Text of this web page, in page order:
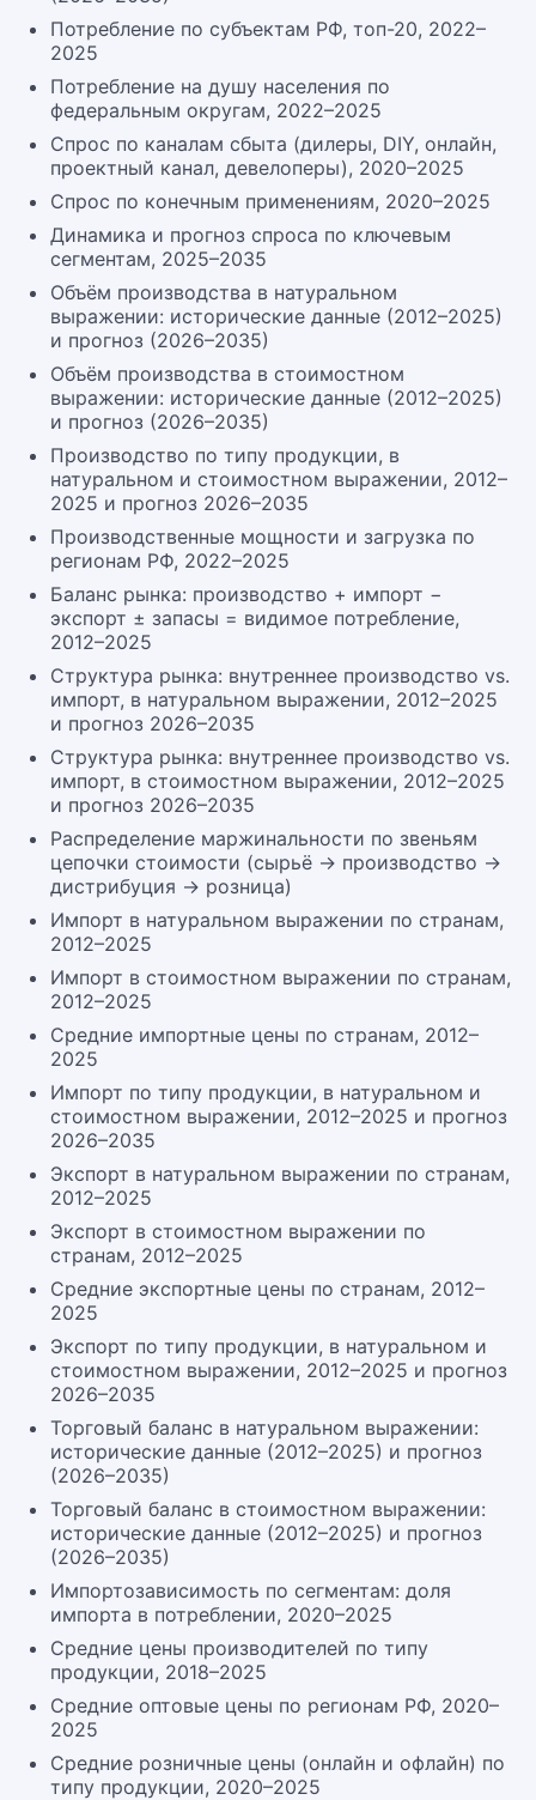
Потребление по субъектам РФ, топ-20, 2022–
2025
Потребление на душу населения по
федеральным округам, 2022–2025
Спрос по каналам сбыта (дилеры, DIY, онлайн,
проектный канал, девелоперы), 2020–2025
Спрос по конечным применениям, 2020–2025
Динамика и прогноз спроса по ключевым
сегментам, 2025–2035
Объём производства в натуральном
выражении: исторические данные (2012–2025)
и прогноз (2026–2035)
Объём производства в стоимостном
выражении: исторические данные (2012–2025)
и прогноз (2026–2035)
Производство по типу продукции, в
натуральном и стоимостном выражении, 2012–
2025 и прогноз 2026–2035
Производственные мощности и загрузка по
регионам РФ, 2022–2025
Баланс рынка: производство + импорт −
экспорт ± запасы = видимое потребление,
2012–2025
Структура рынка: внутреннее производство vs.
импорт, в натуральном выражении, 2012–2025
и прогноз 2026–2035
Структура рынка: внутреннее производство vs.
импорт, в стоимостном выражении, 2012–2025
и прогноз 2026–2035
Распределение маржинальности по звеньям
цепочки стоимости (сырьё → производство →
дистрибуция → розница)
Импорт в натуральном выражении по странам,
2012–2025
Импорт в стоимостном выражении по странам,
2012–2025
Средние импортные цены по странам, 2012–
2025
Импорт по типу продукции, в натуральном и
стоимостном выражении, 2012–2025 и прогноз
2026–2035
Экспорт в натуральном выражении по странам,
2012–2025
Экспорт в стоимостном выражении по
странам, 2012–2025
Средние экспортные цены по странам, 2012–
2025
Экспорт по типу продукции, в натуральном и
стоимостном выражении, 2012–2025 и прогноз
2026–2035
Торговый баланс в натуральном выражении:
исторические данные (2012–2025) и прогноз
(2026–2035)
Торговый баланс в стоимостном выражении:
исторические данные (2012–2025) и прогноз
(2026–2035)
Импортозависимость по сегментам: доля
импорта в потреблении, 2020–2025
Средние цены производителей по типу
продукции, 2018–2025
Средние оптовые цены по регионам РФ, 2020–
2025
Средние розничные цены (онлайн и офлайн) по
типу продукции, 2020–2025